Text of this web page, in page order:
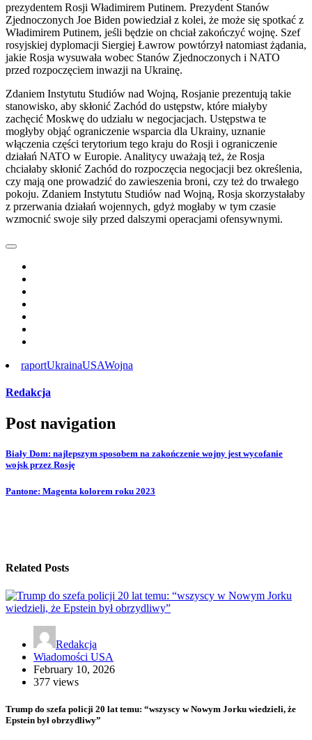
prezydentem Rosji Władimirem Putinem. Prezydent Stanów
Zjednoczonych Joe Biden powiedział z kolei, że może się spotkać z
Władimirem Putinem, jeśli będzie on chciał zakończyć wojnę. Szef
rosyjskiej dyplomacji Siergiej Ławrow powtórzył natomiast żądania,
jakie Rosja wysuwała wobec Stanów Zjednoczonych i NATO
przed rozpoczęciem inwazji na Ukrainę.
Zdaniem Instytutu Studiów nad Wojną, Rosjanie prezentują takie
stanowisko, aby skłonić Zachód do ustępstw, które miałyby
zachęcić Moskwę do udziału w negocjacjach. Ustępstwa te
mogłyby objąć ograniczenie wsparcia dla Ukrainy, uznanie
włączenia części terytorium tego kraju do Rosji i ograniczenie
działań NATO w Europie. Analitycy uważają też, że Rosja
chciałaby skłonić Zachód do rozpoczęcia negocjacji bez określenia,
czy mają one prowadzić do zawieszenia broni, czy też do trwałego
pokoju. Zdaniem Instytutu Studiów nad Wojną, Rosja skorzystałaby
z przerwania działań wojennych, gdyż mogłaby w tym czasie
wzmocnić swoje siły przed dalszymi operacjami ofensywnymi.
raportUkrainaUSAWojna
Redakcja
Post navigation
Biały Dom: najlepszym sposobem na zakończenie wojny jest wycofanie
wojsk przez Rosję
Pantone: Magenta kolorem roku 2023
Related Posts
Redakcja
Wiadomości USA
February 10, 2026
377 views
Trump do szefa policji 20 lat temu: “wszyscy w Nowym Jorku wiedzieli, że
Epstein był obrzydliwy”